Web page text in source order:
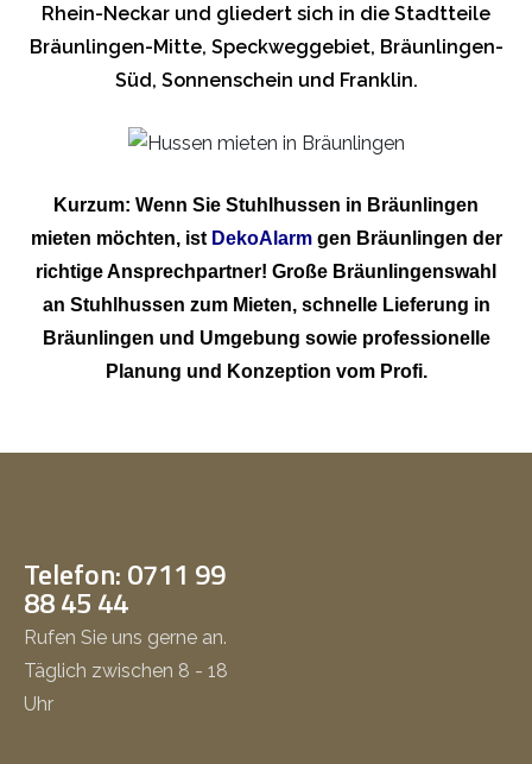
Rhein-Neckar und gliedert sich in die Stadtteile
Bräunlingen-Mitte, Speckweggebiet, Bräunlingen-
Süd, Sonnenschein und Franklin.
Kurzum: Wenn Sie Stuhlhussen in Bräunlingen
mieten möchten, ist DekoAlarmgen Bräunlingen der
richtige Ansprechpartner! Große Bräunlingenswahl
an Stuhlhussen zum Mieten, schnelle Lieferung in
Bräunlingen und Umgebung sowie professionelle
Planung und Konzeption vom Profi.
Telefon: 0711 99
88 45 44
Rufen Sie uns gerne an.
Täglich zwischen 8 - 18
Uhr